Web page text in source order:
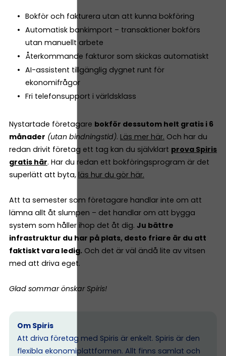
Bokför och fakturera utan att kunna bokföring
Automatisk bankimport – transaktioner bokförs
utan manuellt arbete
Återkommande fakturor som skickas automatiskt
AI-assistent tillgänglig dygnet runt för
ekonomifrågor
Fri telefonsupport i världsklass
Nystartade företagare bokför dessutom helt gratis i 6
månader (utan bindningstid). Läs mer här. Och har du
redan drivit företag ett tag kan du självklart prova Spiris
gratis här. Har du redan ett bokföringsprogram är det
superlätt att byta, läs hur du gör här.
Att ta semester som företagare handlar inte om att
lämna allt åt slumpen – det handlar om att bygga
system som håller ihop det åt dig. Ju bättre
infrastruktur du har på plats, desto friare är du att
faktiskt vara ledig. Och det är väl ändå lite av vitsen
med att driva eget.
Glad sommar önskar Spiris!
Om Spiris
Att driva företag med Spiris är enkelt. Spiris är den
flexibla ekonomiplattformen. Allt finns samlat och